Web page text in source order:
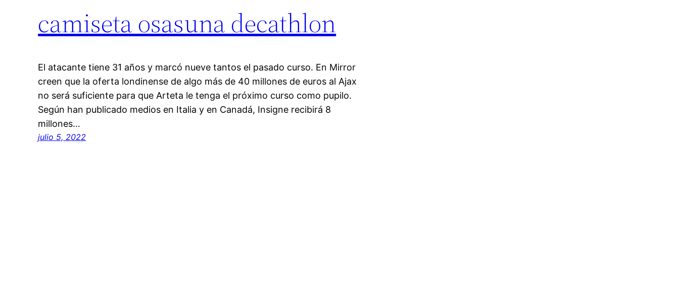
camiseta osasuna decathlon
El atacante tiene 31 años y marcó nueve tantos el pasado curso. En Mirror
creen que la oferta londinense de algo más de 40 millones de euros al Ajax
no será suficiente para que Arteta le tenga el próximo curso como pupilo.
Según han publicado medios en Italia y en Canadá, Insigne recibirá 8
millones…
julio 5, 2022